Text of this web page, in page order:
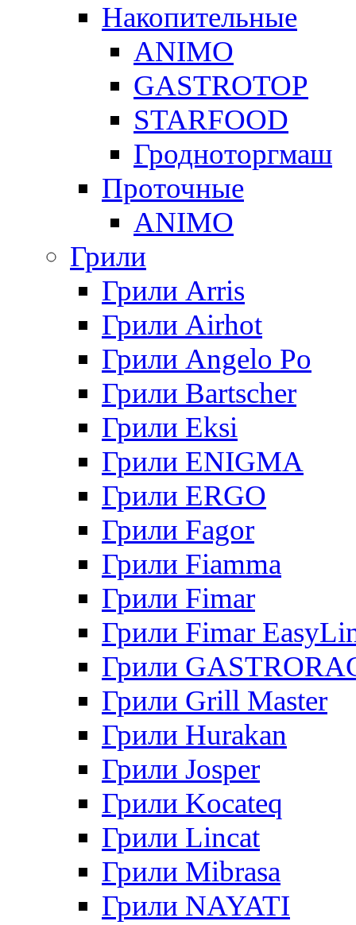
Накопительные
ANIMO
GASTROTOP
STARFOOD
Гродноторгмаш
Проточные
ANIMO
Грили
Грили Arris
Грили Airhot
Грили Angelo Po
Грили Bartscher
Грили Eksi
Грили ENIGMA
Грили ERGO
Грили Fagor
Грили Fiamma
Грили Fimar
Грили Fimar
Грили
Грили Grill Master
Грили Hurakan
Грили Josper
Грили Kocateq
Грили Lincat
Грили Mibrasa
Грили NAYATI